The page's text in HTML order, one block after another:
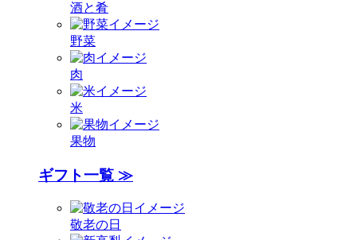
酒と肴
野菜
肉
米
果物
ギフト一覧 ≫
敬老の日